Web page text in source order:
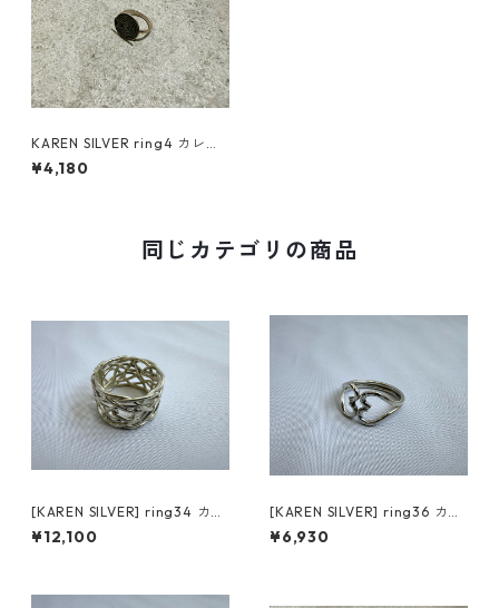
KAREN SILVER ring4 カレン
シルバー リング
¥4,180
同じカテゴリの商品
[KAREN SILVER] ring34 カレ
ンシルバー リング 18号
¥12,100
[KAREN SILVER] ring36 カレ
ンシルバー リング 21号
¥6,930